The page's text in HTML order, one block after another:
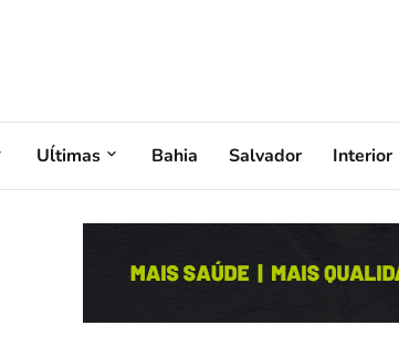
Uĺtimas Bahia Salvador Interior